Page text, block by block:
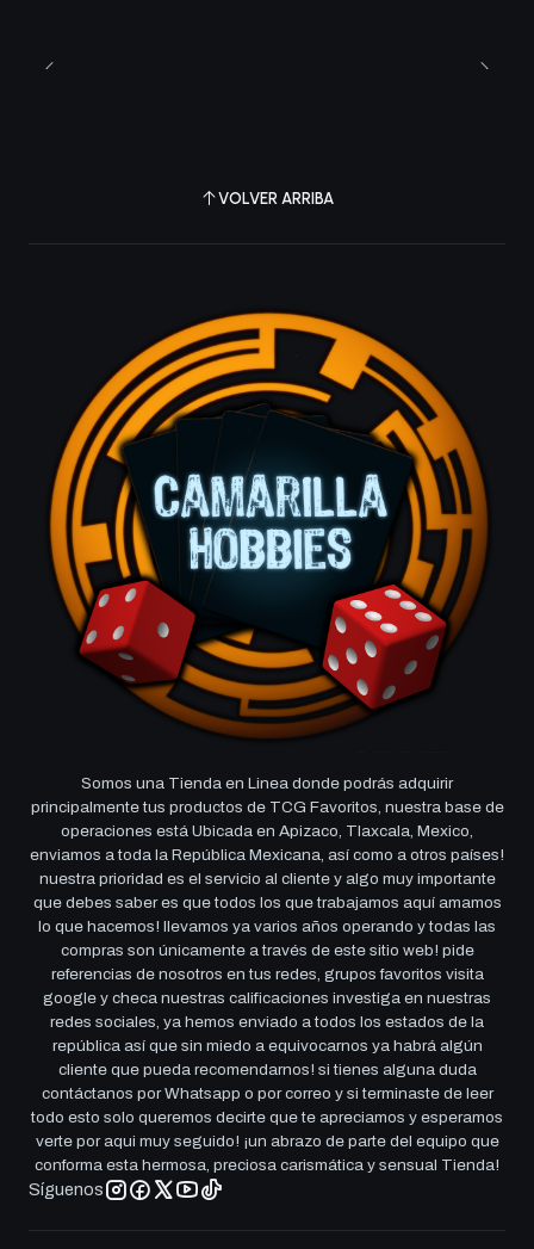
VOLVER ARRIBA
Somos una Tienda en Linea donde podrás adquirir
principalmente tus productos de TCG Favoritos, nuestra base de
operaciones está Ubicada en Apizaco, Tlaxcala, Mexico,
enviamos a toda la República Mexicana, así como a otros países!
nuestra prioridad es el servicio al cliente y algo muy importante
que debes saber es que todos los que trabajamos aquí amamos
lo que hacemos! llevamos ya varios años operando y todas las
compras son únicamente a través de este sitio web! pide
referencias de nosotros en tus redes, grupos favoritos visita
google y checa nuestras calificaciones investiga en nuestras
redes sociales, ya hemos enviado a todos los estados de la
república así que sin miedo a equivocarnos ya habrá algún
cliente que pueda recomendarnos! si tienes alguna duda
contáctanos por Whatsapp o por correo y si terminaste de leer
todo esto solo queremos decirte que te apreciamos y esperamos
verte por aqui muy seguido! ¡un abrazo de parte del equipo que
conforma esta hermosa, preciosa carismática y sensual Tienda!
Síguenos